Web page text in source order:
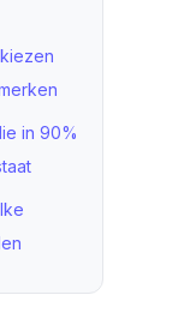
in 90%